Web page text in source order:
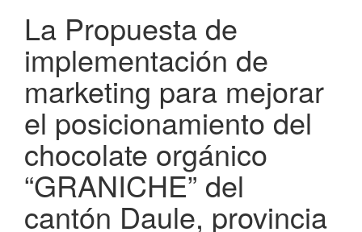
La Propuesta de
implementación de
marketing para mejorar
el posicionamiento del
chocolate orgánico
“GRANICHE” del
cantón Daule, provincia